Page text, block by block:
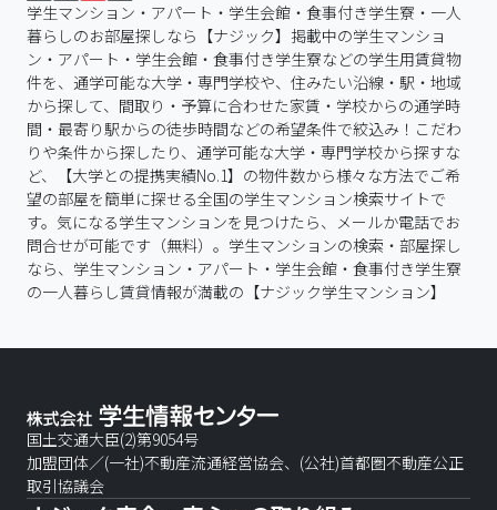
学生マンション・アパート・学生会館・食事付き学生寮・一人
暮らしのお部屋探しなら【ナジック】掲載中の学生マンショ
ン・アパート・学生会館・食事付き学生寮などの学生用賃貸物
件を、通学可能な大学・専門学校や、住みたい沿線・駅・地域
から探して、間取り・予算に合わせた家賃・学校からの通学時
間・最寄り駅からの徒歩時間などの希望条件で絞込み！こだわ
りや条件から探したり、通学可能な大学・専門学校から探すな
ど、【大学との提携実績No.1】の物件数から様々な方法でご希
望の部屋を簡単に探せる全国の学生マンション検索サイトで
す。気になる学生マンションを見つけたら、メールか電話でお
問合せが可能です（無料）。学生マンションの検索・部屋探し
なら、学生マンション・アパート・学生会館・食事付き学生寮
の一人暮らし賃貸情報が満載の【ナジック学生マンション】
国土交通大臣(2)第9054号
加盟団体／(一社)不動産流通経営協会、(公社)首都圏不動産公正
取引協議会